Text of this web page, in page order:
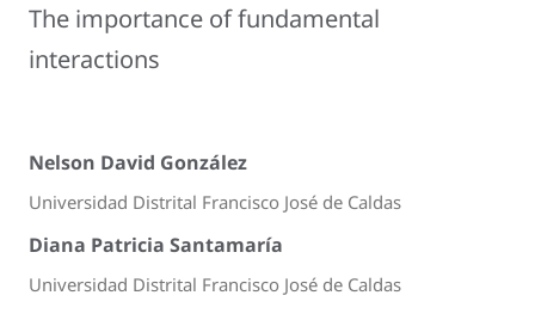
The importance of fundamental
interactions
Nelson David González
Universidad Distrital Francisco José de Caldas
Diana Patricia Santamaría
Universidad Distrital Francisco José de Caldas